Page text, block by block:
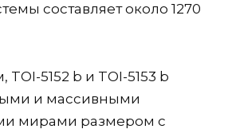
составляет около 1270
5152 b и TOI-5153 b
и массивными
мирами размером с